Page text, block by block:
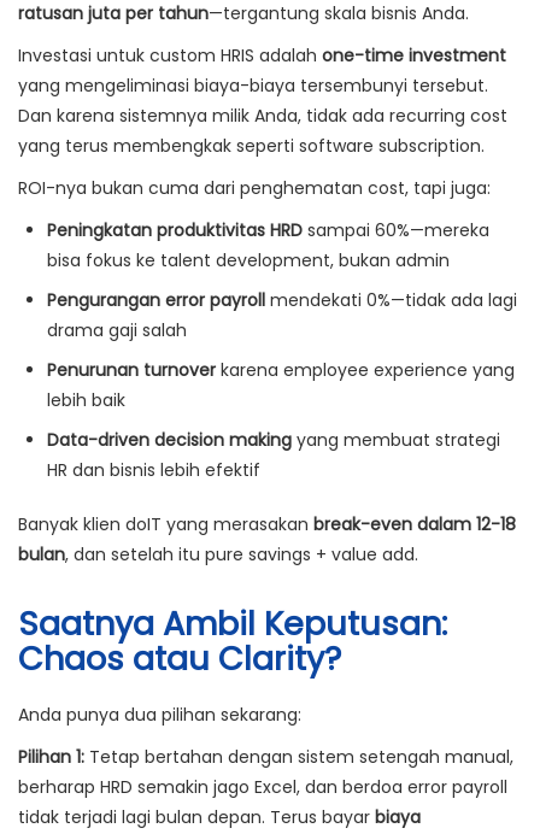
ratusan juta per tahun—tergantung skala bisnis Anda.
Investasi untuk custom HRIS adalah one-time investment
yang mengeliminasi biaya-biaya tersembunyi tersebut.
Dan karena sistemnya milik Anda, tidak ada recurring cost
yang terus membengkak seperti software subscription.
ROI-nya bukan cuma dari penghematan cost, tapi juga:
Peningkatan produktivitas HRD sampai 60%—mereka
bisa fokus ke talent development, bukan admin
Pengurangan error payroll mendekati 0%—tidak ada lagi
drama gaji salah
Penurunan turnover karena employee experience yang
lebih baik
Data-driven decision making yang membuat strategi
HR dan bisnis lebih efektif
Banyak klien doIT yang merasakan break-even dalam 12-18
bulan, dan setelah itu pure savings + value add.
Saatnya Ambil Keputusan:
Chaos atau Clarity?
Anda punya dua pilihan sekarang:
Pilihan 1: Tetap bertahan dengan sistem setengah manual,
berharap HRD semakin jago Excel, dan berdoa error payroll
tidak terjadi lagi bulan depan. Terus bayar biaya